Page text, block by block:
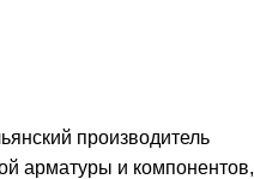
производитель
арматуры и компонентов,